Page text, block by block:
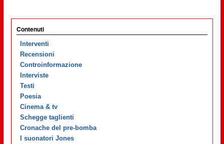
Contenuti
Interventi
Recensioni
Controinformazione
Interviste
Testi
Poesia
Cinema & tv
Schegge taglienti
Cronache del pre-bomba
I suonatori Jones